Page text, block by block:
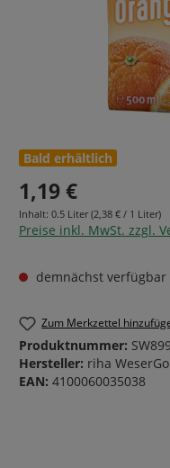
Bald erhältlich
1,19 €
Inhalt: 0.5 Liter (2,38 € / 1 Liter)
Preise inkl. MwSt. zzgl.
demnächst verfügbar
Zum Merkzettel
Produktnummer:
Hersteller: riha
EAN: 4100060035038